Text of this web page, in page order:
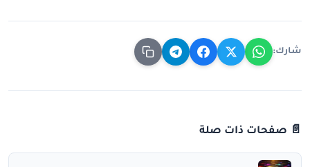
شارك:
📄 صفحات ذات صلة